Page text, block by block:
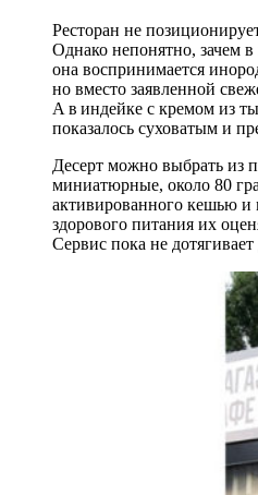
Ресторан не
Однако непонятно, зачем
она воспринимается
но вместо заявленной
А в индейке с кремом из
показалось суховатым и
Десерт можно выбрать из
миниатюрные, около 80
активированного кешью и
здорового питания их
Сервис пока не